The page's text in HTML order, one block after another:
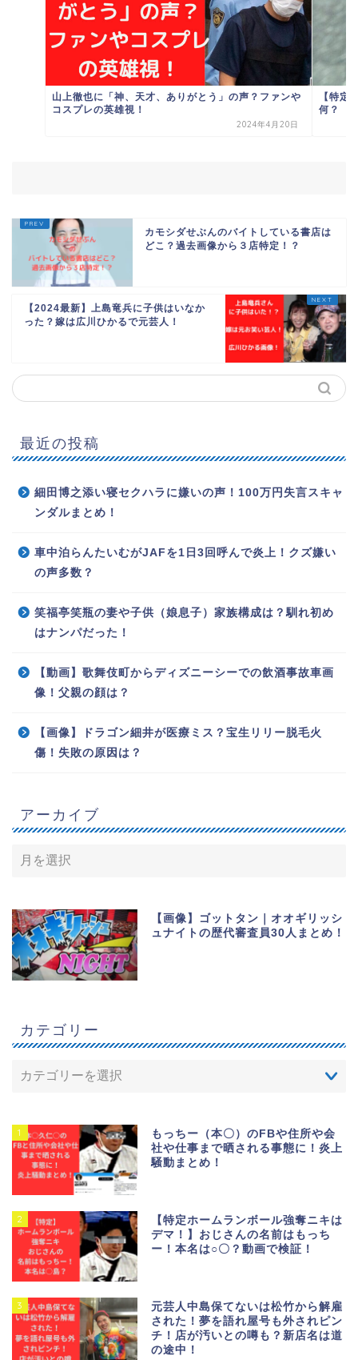
山上徹也に「神、天才、ありがとう」の声？ファンや
コスプレの英雄視！
2024年4月20日
【特定
何？
カモシダせぶんのバイトしている書店は
どこ？過去画像から３店特定！？
【2024最新】上島竜兵に子供はいなか
った？嫁は広川ひかるで元芸人！
最近の投稿
細田博之添い寝セクハラに嫌いの声！100万円失言スキャ
ンダルまとめ！
車中泊らんたいむがJAFを1日3回呼んで炎上！クズ嫌い
の声多数？
笑福亭笑瓶の妻や子供（娘息子）家族構成は？馴れ初め
はナンパだった！
【動画】歌舞伎町からディズニーシーでの飲酒事故車画
像！父親の顔は？
【画像】ドラゴン細井が医療ミス？宝生リリー脱毛火
傷！失敗の原因は？
アーカイブ
【画像】ゴットタン｜オオギリッシ
ュナイトの歴代審査員30人まとめ！
カテゴリー
1
もっちー（本〇）のFBや住所や会
社や仕事まで晒される事態に！炎上
騒動まとめ！
2
【特定ホームランボール強奪ニキは
デマ！】おじさんの名前はもっち
ー！本名は○〇？動画で検証！
3
元芸人中島保てないは松竹から解雇
された！夢を語れ屋号も外されピン
チ！店が汚いとの噂も？新店名は道
の途中！